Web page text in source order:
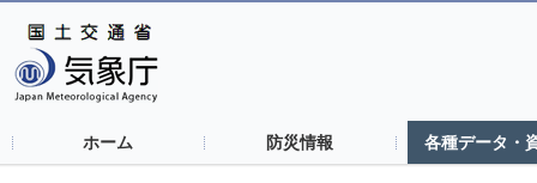
ホーム 防災情報 各種データ・